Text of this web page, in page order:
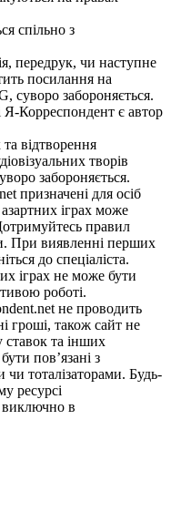
спільно з
передрук, чи наступне
посилання на
суворо забороняється.
Я-Корреспондент є автор
відтворення
творів
забороняється.
призначені для осіб
іграх може
правил
При виявленні перших
до спеціаліста.
іграх не може бути
роботі.
не проводить
гроші, також сайт не
ставок та інших
пов’язані з
тоталізаторами. Будь-
ресурсі
виключно в